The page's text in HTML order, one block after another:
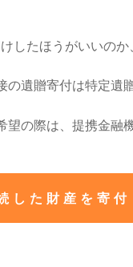
したほうがいいの
の遺贈寄付は特定遺
望の際は、提携金融
した財産を寄付